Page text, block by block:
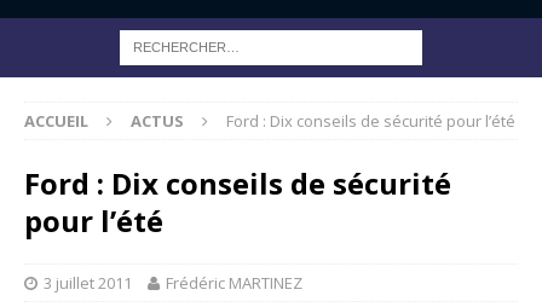
ACCUEIL ACTUS Ford : Dix conseils de sécurité pour l’été
Ford : Dix conseils de sécurité
pour l’été
3 juillet 2011 Frédéric MARTINEZ